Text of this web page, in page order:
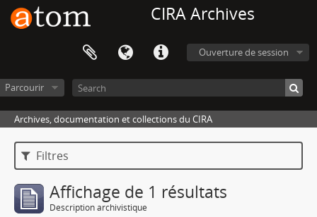
CIRA Archives
Ouverture de session
Parcourir
Archives, documentation et collections du CIRA
Filtres
Affichage de 1 résultats
Description archivistique